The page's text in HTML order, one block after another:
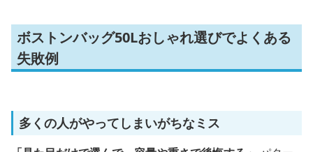
ボストンバッグ50Lおしゃれ選びでよくある
失敗例
多くの人がやってしまいがちなミス